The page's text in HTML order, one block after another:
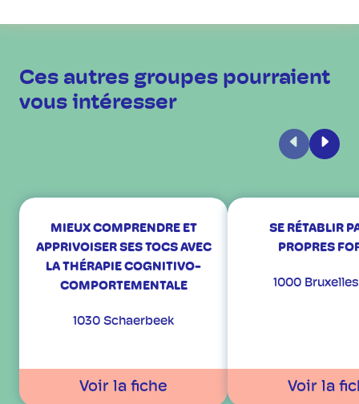
Ces autres groupes pourraient
vous intéresser
Précédent
MIEUX COMPRENDRE ET
APPRIVOISER SES TOCS AVEC
LA THÉRAPIE COGNITIVO-
COMPORTEMENTALE
1030 Schaerbeek
Voir la fiche
SE RÉTABLIR
PROPRES
1000
Voir la